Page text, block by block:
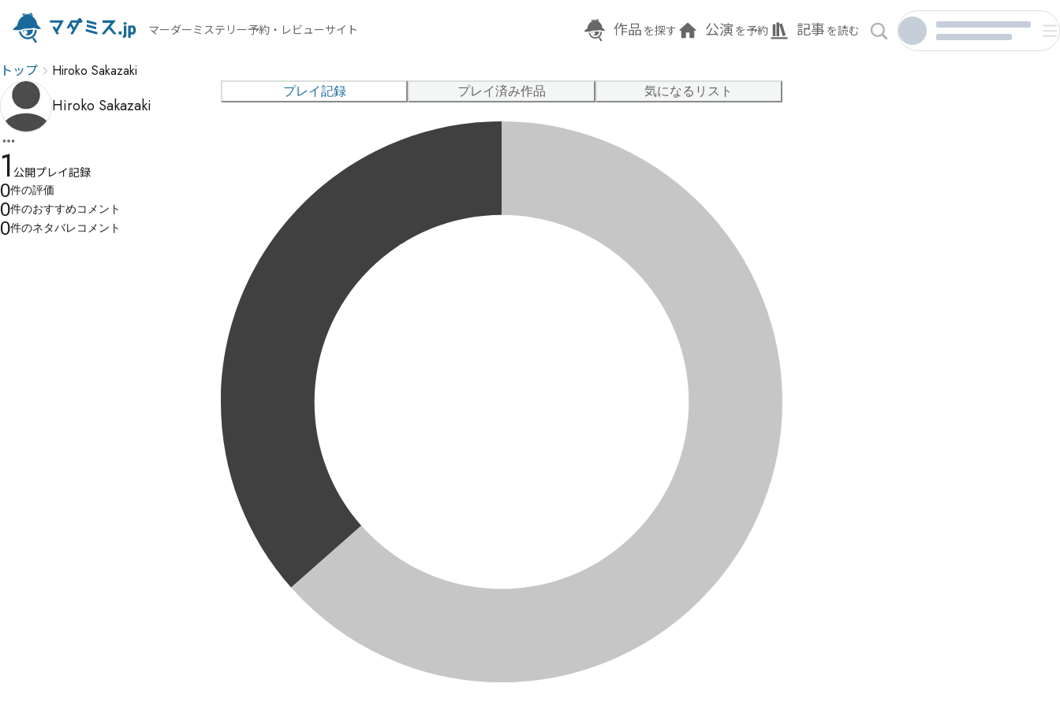
マーダーミステリー予約・レビューサイト 作品 を探す 公演 を予約 記事 を読む
トップ Hiroko Sakazaki
Hiroko Sakazaki
1 公開プレイ記録
0件の評価
0件のおすすめコメント
0件のネタバレコメント
プレイ記録 プレイ済み作品 気になるリスト